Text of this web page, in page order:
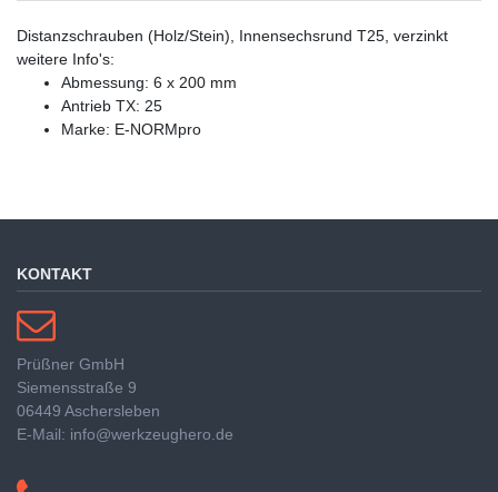
Distanzschrauben (Holz/Stein), Innensechsrund T25, verzinkt
weitere Info's:
Abmessung: 6 x 200 mm
Antrieb TX: 25
Marke: E-NORMpro
KONTAKT
Prüßner GmbH
Siemensstraße 9
06449 Aschersleben
E-Mail: info@werkzeughero.de